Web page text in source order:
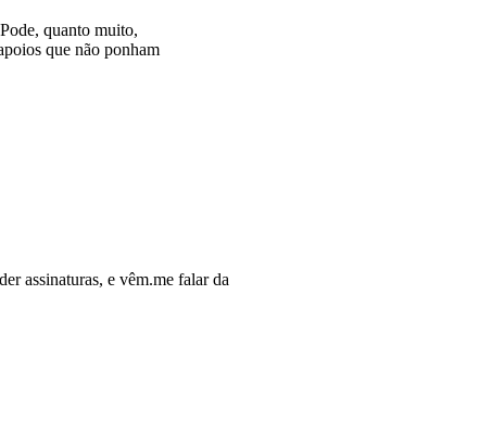
quanto muito,
que não ponham
assinaturas, e vêm.me falar da